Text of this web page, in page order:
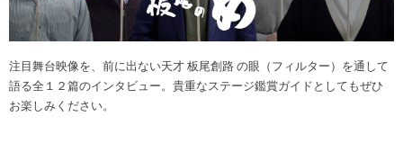
注目舞台映像を、前に出ない天才 板尾創路 の眼（フィルター）を通して
語る全１２篇のインタビュー。貴重なステージ鑑賞ガイドとしてもぜひ
お楽しみください。